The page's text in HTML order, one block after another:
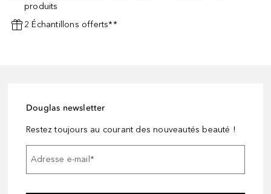
produits
2 Échantillons offerts**
Douglas newsletter
Restez toujours au courant des nouveautés beauté !
Adresse e-mail*